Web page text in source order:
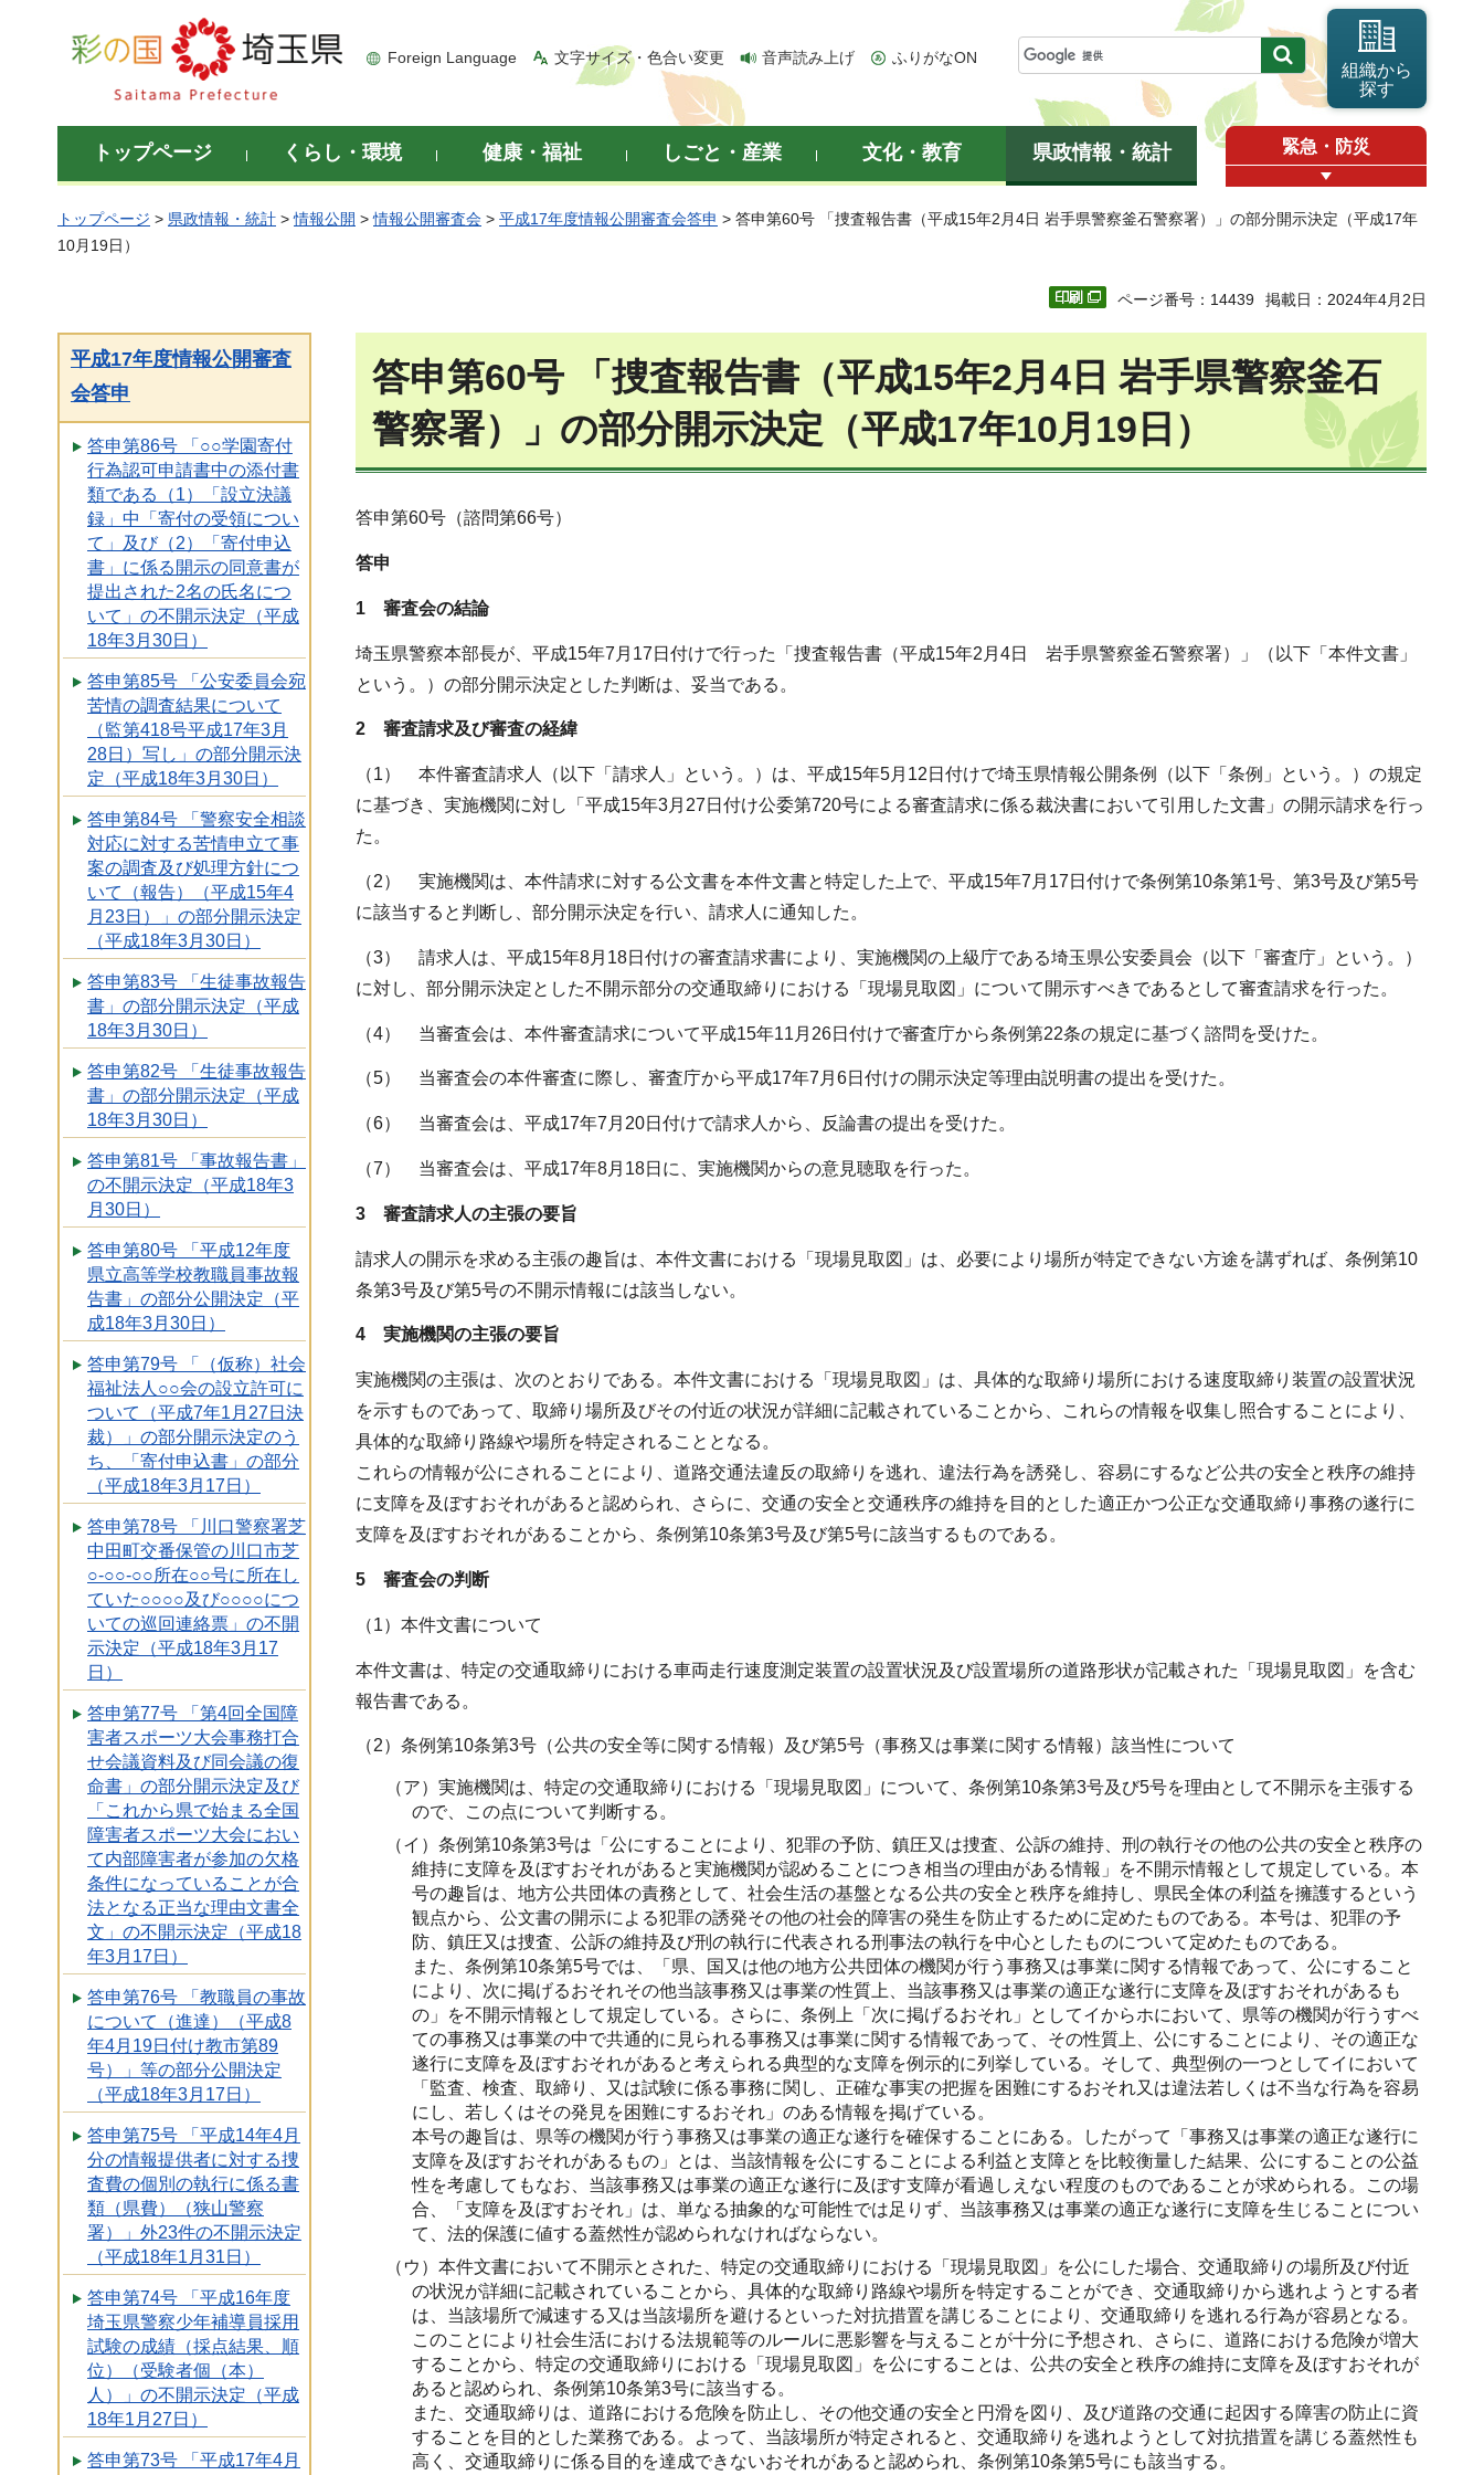
彩の国 埼玉県
Foreign Language 文字サイズ・色合い変更 音声読み上げ ふりがなON
組織から
探す
トップページ くらし・環境 健康・福祉 しごと・産業 文化・教育 県政情報・統計 緊急・防災
トップページ > 県政情報・統計 >情報公開 >情報公開審査会 > 平成17年度情報公開審査会答申 > 答申第60号 「捜査報告書（平成15年2月4日 岩手県警察釜石警察署）」の部分開示決定（平成17年
10月19日）
ページ番号：14439 掲載日：2024年4月2日
平成17年度情報公開審査
会答申
答申第86号 「○○学園寄付
行為認可申請書中の添付書
類である（1）「設立決議
録」中「寄付の受領につい
て」及び（2）「寄付申込
書」に係る開示の同意書が
提出された2名の氏名につ
いて」の不開示決定（平成
18年3月30日）
答申第85号 「公安委員会宛
苦情の調査結果について
（監第418号平成17年3月
28日）写し」の部分開示決
定（平成18年3月30日）
答申第84号 「警察安全相談
対応に対する苦情申立て事
案の調査及び処理方針につ
いて（報告）（平成15年4
月23日）」の部分開示決定
（平成18年3月30日）
答申第83号 「生徒事故報告
書」の部分開示決定（平成
18年3月30日）
答申第82号 「生徒事故報告
書」の部分開示決定（平成
18年3月30日）
答申第81号 「事故報告書」
の不開示決定（平成18年3
月30日）
答申第80号 「平成12年度
県立高等学校教職員事故報
告書」の部分公開決定（平
成18年3月30日）
答申第79号 「（仮称）社会
福祉法人○○会の設立許可に
ついて（平成7年1月27日決
裁）」の部分開示決定のう
ち、「寄付申込書」の部分
（平成18年3月17日）
答申第78号 「川口警察署芝
中田町交番保管の川口市芝
○-○○-○○所在○○号に所在し
ていた○○○○及び○○○○につ
いての巡回連絡票」の不開
示決定（平成18年3月17
日）
答申第77号 「第4回全国障
害者スポーツ大会事務打合
せ会議資料及び同会議の復
命書」の部分開示決定及び
「これから県で始まる全国
障害者スポーツ大会におい
て内部障害者が参加の欠格
条件になっていることが合
法となる正当な理由文書全
文」の不開示決定（平成18
年3月17日）
答申第76号 「教職員の事故
について（進達）（平成8
年4月19日付け教市第89
号）」等の部分公開決定
（平成18年3月17日）
答申第75号 「平成14年4月
分の情報提供者に対する捜
査費の個別の執行に係る書
類（県費）（狭山警察
署）」外23件の不開示決定
（平成18年1月31日）
答申第74号 「平成16年度
埼玉県警察少年補導員採用
試験の成績（採点結果、順
位）（受験者個（本）
人）」の不開示決定（平成
18年1月27日）
答申第73号 「平成17年4月
答申第60号 「捜査報告書（平成15年2月4日 岩手県警察釜石
警察署）」の部分開示決定（平成17年10月19日）
答申第60号（諮問第66号）
答申
1 審査会の結論
埼玉県警察本部長が、平成15年7月17日付けで行った「捜査報告書（平成15年2月4日 岩手県警察釜石警察署）」（以下「本件文書」
という。）の部分開示決定とした判断は、妥当である。
2 審査請求及び審査の経緯
（1） 本件審査請求人（以下「請求人」という。）は、平成15年5月12日付けで埼玉県情報公開条例（以下「条例」という。）の規定
に基づき、実施機関に対し「平成15年3月27日付け公委第720号による審査請求に係る裁決書において引用した文書」の開示請求を行っ
た。
（2） 実施機関は、本件請求に対する公文書を本件文書と特定した上で、平成15年7月17日付けで条例第10条第1号、第3号及び第5号
に該当すると判断し、部分開示決定を行い、請求人に通知した。
（3） 請求人は、平成15年8月18日付けの審査請求書により、実施機関の上級庁である埼玉県公安委員会（以下「審査庁」という。）
に対し、部分開示決定とした不開示部分の交通取締りにおける「現場見取図」について開示すべきであるとして審査請求を行った。
（4） 当審査会は、本件審査請求について平成15年11月26日付けで審査庁から条例第22条の規定に基づく諮問を受けた。
（5） 当審査会の本件審査に際し、審査庁から平成17年7月6日付けの開示決定等理由説明書の提出を受けた。
（6） 当審査会は、平成17年7月20日付けで請求人から、反論書の提出を受けた。
（7） 当審査会は、平成17年8月18日に、実施機関からの意見聴取を行った。
3 審査請求人の主張の要旨
請求人の開示を求める主張の趣旨は、本件文書における「現場見取図」は、必要により場所が特定できない方途を講ずれば、条例第10
条第3号及び第5号の不開示情報には該当しない。
4 実施機関の主張の要旨
実施機関の主張は、次のとおりである。本件文書における「現場見取図」は、具体的な取締り場所における速度取締り装置の設置状況
を示すものであって、取締り場所及びその付近の状況が詳細に記載されていることから、これらの情報を収集し照合することにより、
具体的な取締り路線や場所を特定されることとなる。
これらの情報が公にされることにより、道路交通法違反の取締りを逃れ、違法行為を誘発し、容易にするなど公共の安全と秩序の維持
に支障を及ぼすおそれがあると認められ、さらに、交通の安全と交通秩序の維持を目的とした適正かつ公正な交通取締り事務の遂行に
支障を及ぼすおそれがあることから、条例第10条第3号及び第5号に該当するものである。
5 審査会の判断
（1）本件文書について
本件文書は、特定の交通取締りにおける車両走行速度測定装置の設置状況及び設置場所の道路形状が記載された「現場見取図」を含む
報告書である。
（2）条例第10条第3号（公共の安全等に関する情報）及び第5号（事務又は事業に関する情報）該当性について
（ア）実施機関は、特定の交通取締りにおける「現場見取図」について、条例第10条第3号及び5号を理由として不開示を主張する
ので、この点について判断する。
（イ）条例第10条第3号は「公にすることにより、犯罪の予防、鎮圧又は捜査、公訴の維持、刑の執行その他の公共の安全と秩序の
維持に支障を及ぼすおそれがあると実施機関が認めることにつき相当の理由がある情報」を不開示情報として規定している。本
号の趣旨は、地方公共団体の責務として、社会生活の基盤となる公共の安全と秩序を維持し、県民全体の利益を擁護するという
観点から、公文書の開示による犯罪の誘発その他の社会的障害の発生を防止するために定めたものである。本号は、犯罪の予
防、鎮圧又は捜査、公訴の維持及び刑の執行に代表される刑事法の執行を中心としたものについて定めたものである。
また、条例第10条第5号では、「県、国又は他の地方公共団体の機関が行う事務又は事業に関する情報であって、公にすること
により、次に掲げるおそれその他当該事務又は事業の性質上、当該事務又は事業の適正な遂行に支障を及ぼすおそれがあるも
の」を不開示情報として規定している。さらに、条例上「次に掲げるおそれ」としてイからホにおいて、県等の機関が行うすべ
ての事務又は事業の中で共通的に見られる事務又は事業に関する情報であって、その性質上、公にすることにより、その適正な
遂行に支障を及ぼすおそれがあると考えられる典型的な支障を例示的に列挙している。そして、典型例の一つとしてイにおいて
「監査、検査、取締り、又は試験に係る事務に関し、正確な事実の把握を困難にするおそれ又は違法若しくは不当な行為を容易
にし、若しくはその発見を困難にするおそれ」のある情報を掲げている。
本号の趣旨は、県等の機関が行う事務又は事業の適正な遂行を確保することにある。したがって「事務又は事業の適正な遂行に
支障を及ぼすおそれがあるもの」とは、当該情報を公にすることによる利益と支障とを比較衡量した結果、公にすることの公益
性を考慮してもなお、当該事務又は事業の適正な遂行に及ぼす支障が看過しえない程度のものであることが求められる。この場
合、「支障を及ぼすおそれ」は、単なる抽象的な可能性では足りず、当該事務又は事業の適正な遂行に支障を生じることについ
て、法的保護に値する蓋然性が認められなければならない。
（ウ）本件文書において不開示とされた、特定の交通取締りにおける「現場見取図」を公にした場合、交通取締りの場所及び付近
の状況が詳細に記載されていることから、具体的な取締り路線や場所を特定することができ、交通取締りから逃れようとする者
は、当該場所で減速する又は当該場所を避けるといった対抗措置を講じることにより、交通取締りを逃れる行為が容易となる。
このことにより社会生活における法規範等のルールに悪影響を与えることが十分に予想され、さらに、道路における危険が増大
することから、特定の交通取締りにおける「現場見取図」を公にすることは、公共の安全と秩序の維持に支障を及ぼすおそれが
あると認められ、条例第10条第3号に該当する。
また、交通取締りは、道路における危険を防止し、その他交通の安全と円滑を図り、及び道路の交通に起因する障害の防止に資
することを目的とした業務である。よって、当該場所が特定されると、交通取締りを逃れようとして対抗措置を講じる蓋然性も
高く、交通取締りに係る目的を達成できないおそれがあると認められ、条例第10条第5号にも該当する。